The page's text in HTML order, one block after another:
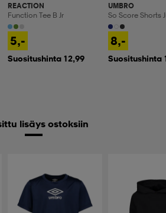
REACTION
Function Tee B Jr
5,-
Suositushinta 12,99
UMBRO
So Score Shorts
8,-
Suositushinta
lisäys ostoksiin